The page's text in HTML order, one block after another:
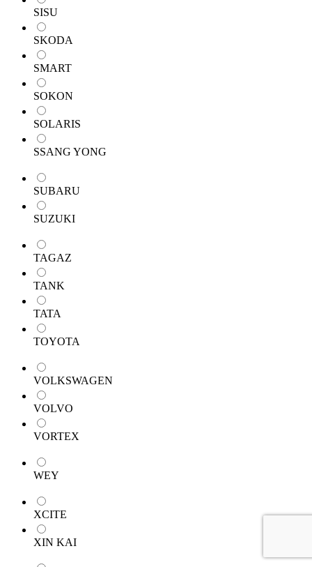
SISU
SKODA
SMART
SOKON
SOLARIS
SSANG YONG
SUBARU
SUZUKI
TAGAZ
TANK
TATA
TOYOTA
VOLKSWAGEN
VOLVO
VORTEX
WEY
XCITE
XIN KAI